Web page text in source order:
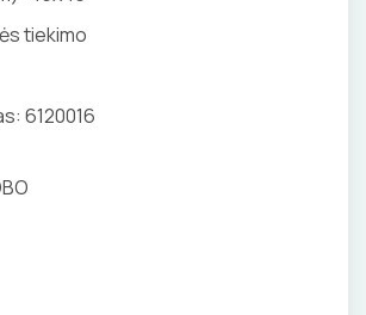
VAMZDELIAI, PIRŠTINĖS
tiekimo
6120016